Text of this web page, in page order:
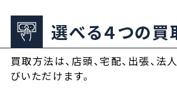
選べる４つの買
買取方法は、店頭、宅配、出張、法
びいただけます。